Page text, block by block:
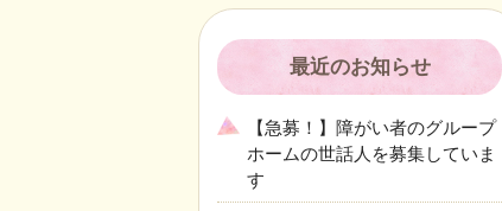
最近のお知らせ
【急募！】障がい者のグループ
ホームの世話人を募集していま
す